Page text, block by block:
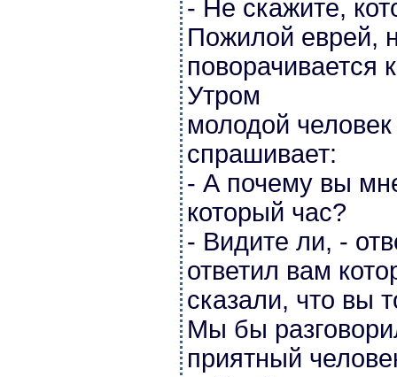
- Не скажите,
Пожилой еврей,
поворачивается
Утром
молодой
спрашивает:
- А почему вы
который час?
- Видите ли, -
ответил вам
сказали, что вы
Мы бы
приятный